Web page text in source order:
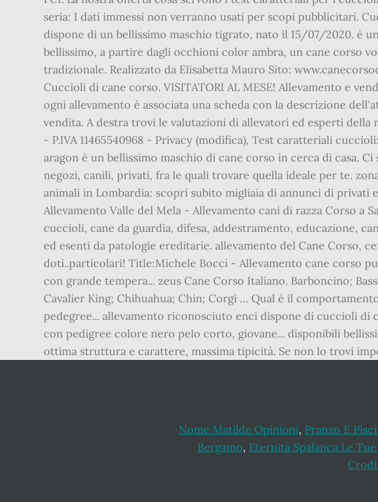
Nome Matilde Opinioni, Pranzo E
Bergamo, Eternità Spalanca Le